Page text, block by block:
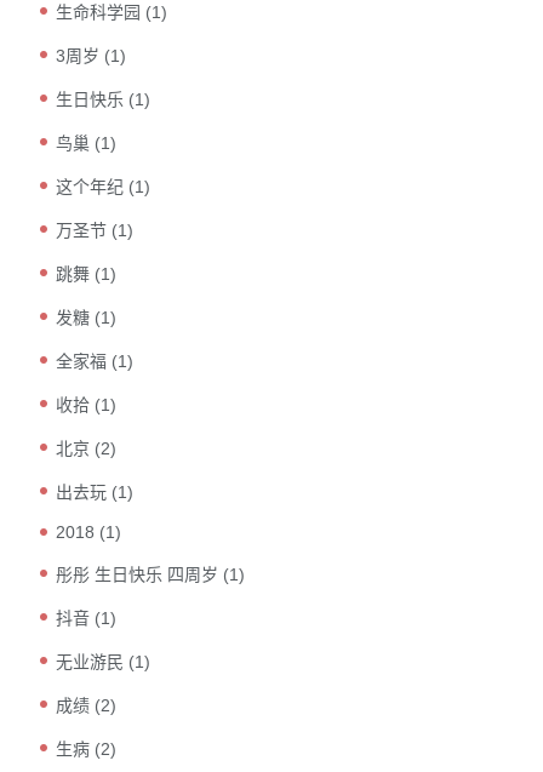
生命科学园 (1)
3周岁 (1)
生日快乐 (1)
鸟巢 (1)
这个年纪 (1)
万圣节 (1)
跳舞 (1)
发糖 (1)
全家福 (1)
收拾 (1)
北京 (2)
出去玩 (1)
2018 (1)
彤彤 生日快乐 四周岁 (1)
抖音 (1)
无业游民 (1)
成绩 (2)
生病 (2)